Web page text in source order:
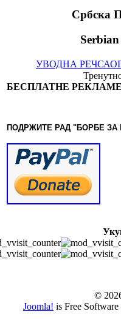
Србска
УВОДНА РЕЧ
БЕСПЛАТНЕ
ПОДРЖИТЕ РАД "БОРБЕ ЗА
©
Joomla! is Free